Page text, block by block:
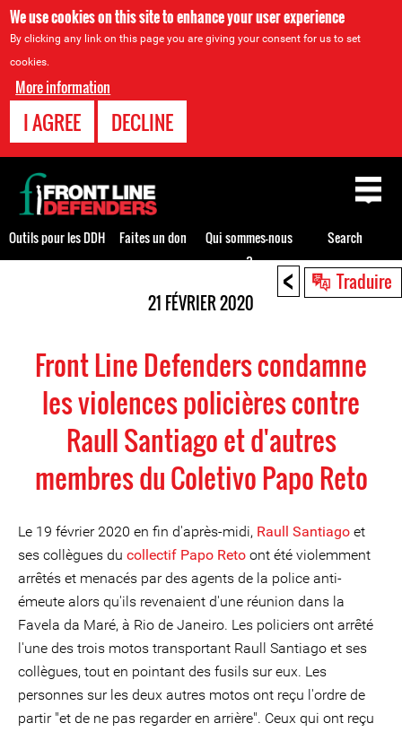
We use cookies on this site to enhance your user experience
By clicking any link on this page you are giving your consent for us to set
cookies.
More information
I AGREE DECLINE
< Traduire
21 FÉVRIER 2020
Front Line Defenders condamne
les violences policières contre
Raull Santiago et d'autres
membres du Coletivo Papo Reto
Le 19 février 2020 en fin d'après-midi, Raull Santiago et
ses collègues du collectif Papo Reto ont été violemment
arrêtés et menacés par des agents de la police anti-
émeute alors qu'ils revenaient d'une réunion dans la
Favela da Maré, à Rio de Janeiro. Les policiers ont arrêté
l'une des trois motos transportant Raull Santiago et ses
collègues, tout en pointant des fusils sur eux. Les
personnes sur les deux autres motos ont reçu l'ordre de
partir "et de ne pas regarder en arrière". Ceux qui ont reçu
Back
to
top
Outils pour les DDH Faites un don
Qui sommes-nous
?
Search